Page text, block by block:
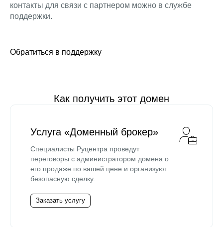
контакты для связи с партнером можно в службе
поддержки.
Обратиться в поддержку
Как получить этот домен
Услуга «Доменный брокер»
Специалисты Руцентра проведут
переговоры с администратором домена о
его продаже по вашей цене и организуют
безопасную сделку.
Заказать услугу